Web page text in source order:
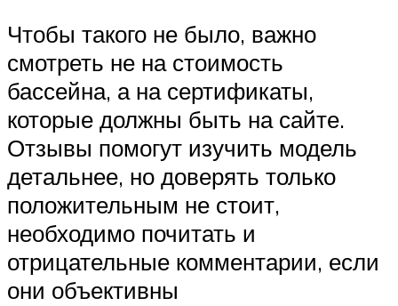
Чтобы такого не было, важно
смотреть не на стоимость
бассейна, а на сертификаты,
которые должны быть на сайте.
Отзывы помогут изучить модель
детальнее, но доверять только
положительным не стоит,
необходимо почитать и
отрицательные комментарии, если
они объективны